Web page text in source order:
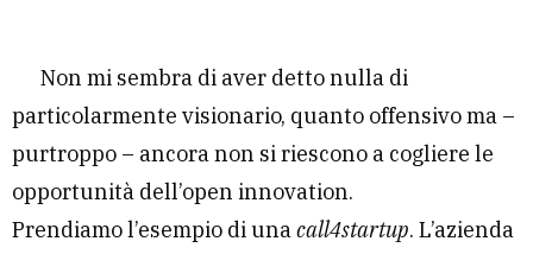
Non mi sembra di aver detto nulla di
particolarmente visionario, quanto offensivo ma –
purtroppo – ancora non si riescono a cogliere le
opportunità dell’open innovation.
Prendiamo l’esempio di unacall4startup. L’azienda